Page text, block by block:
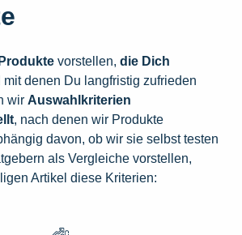
Produkte vorstellen, die Dich
mit denen Du langfristig zufrieden
wir Auswahlkriterien
, nach denen wir Produkte
davon, ob wir sie selbst testen
als Vergleiche vorstellen,
Artikel diese Kriterien: